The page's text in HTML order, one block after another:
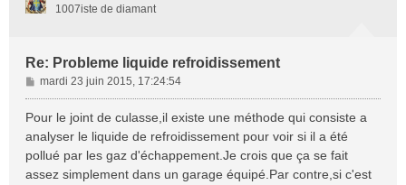
1007iste de diamant
Re: Probleme liquide refroidissement
M
e
s
g
e
mardi 23 juin 2015, 17:24:54
Pour le joint de culasse,il existe une méthode qui consiste a
analyser le liquide de refroidissement pour voir si il a été
pollué par les gaz d'échappement.Je crois que ça se fait
assez simplement dans un garage équipé.Par contre,si c'est